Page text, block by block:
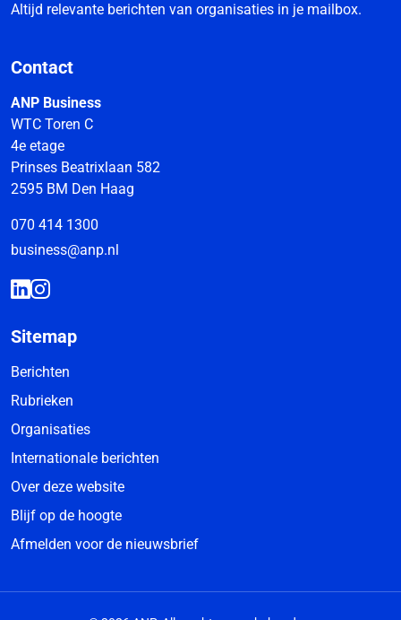
Altijd relevante berichten van organisaties in je mailbox.
Contact
ANP Business
WTC Toren C
4e etage
Prinses Beatrixlaan 582
2595 BM Den Haag
070 414 1300
business@anp.nl
Sitemap
Berichten
Rubrieken
Organisaties
Internationale berichten
Over deze website
Blijf op de hoogte
Afmelden voor de nieuwsbrief